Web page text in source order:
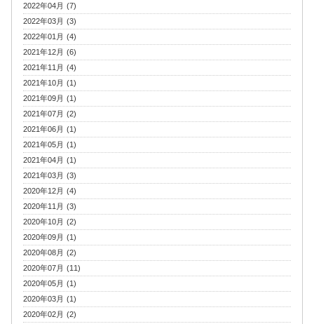
2022年04月 (7)
2022年03月 (3)
2022年01月 (4)
2021年12月 (6)
2021年11月 (4)
2021年10月 (1)
2021年09月 (1)
2021年07月 (2)
2021年06月 (1)
2021年05月 (1)
2021年04月 (1)
2021年03月 (3)
2020年12月 (4)
2020年11月 (3)
2020年10月 (2)
2020年09月 (1)
2020年08月 (2)
2020年07月 (11)
2020年05月 (1)
2020年03月 (1)
2020年02月 (2)